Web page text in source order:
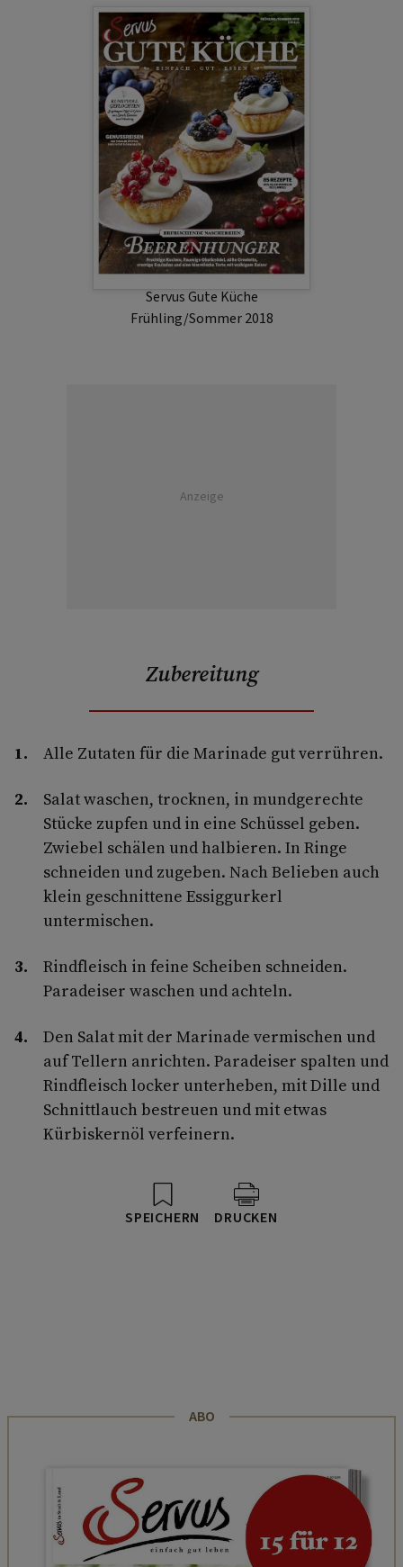
Servus Gute Küche
Frühling/Sommer 2018
Anzeige
Zubereitung
Alle Zutaten für die Marinade gut verrühren.
Salat waschen, trocknen, in mundgerechte
Stücke zupfen und in eine Schüssel geben.
Zwiebel schälen und halbieren. In Ringe
schneiden und zugeben. Nach Belieben auch
klein geschnittene Essiggurkerl
untermischen.
Rindfleisch in feine Scheiben schneiden.
Paradeiser waschen und achteln.
Den Salat mit der Marinade vermischen und
auf Tellern anrichten. Paradeiser spalten und
Rindfleisch locker unterheben, mit Dille und
Schnittlauch bestreuen und mit etwas
Kürbiskernöl verfeinern.
SPEICHERN DRUCKEN
ABO